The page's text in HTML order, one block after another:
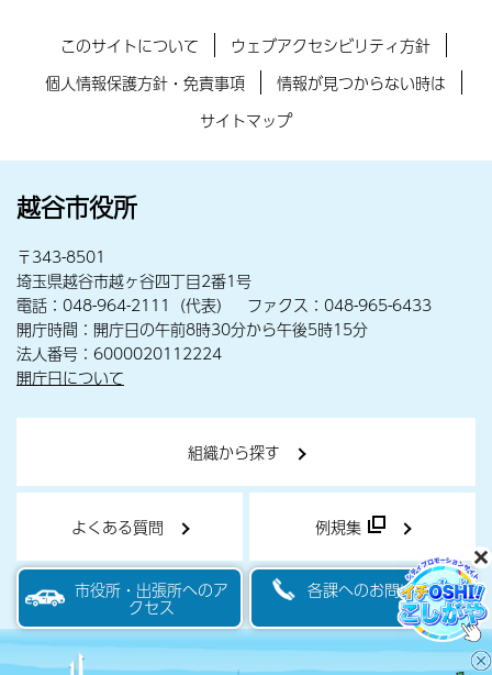
このサイトについて
ウェブアクセシビリティ方針
個人情報保護方針・免責事項
情報が見つからない時は
サイトマップ
越谷市役所
〒343-8501
埼玉県越谷市越ヶ谷四丁目2番1号
電話：048-964-2111（代表） ファクス：048-965-6433
開庁時間：開庁日の午前8時30分から午後5時15分
法人番号：6000020112224
開庁日について
組織から探す
よくある質問 例規集
市役所・出張所へのア
クセス
各課へのお問い合わせ